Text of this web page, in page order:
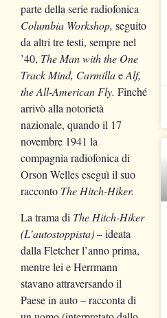
parte della serie radiofonica
Columbia Workshop, seguito
da altri tre testi, sempre nel
’40, The Man with the One
Track Mind, CarmillaeAlf,
the All-American Fly. Finché
arrivò alla notorietà
nazionale, quando il 17
novembre 1941 la
compagnia radiofonica di
Orson Welles eseguì il suo
racconto The Hitch-Hiker.
La trama di The Hitch-Hiker
(L’autostoppista)– ideata
dalla Fletcher l’anno prima,
mentre lei e Herrmann
stavano attraversando il
Paese in auto – racconta di